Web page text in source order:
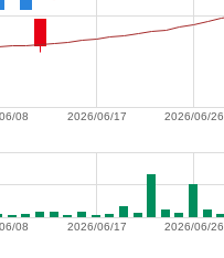
2026/06/26
2026/06/17
08
2026/06/26
2026/06/17
08